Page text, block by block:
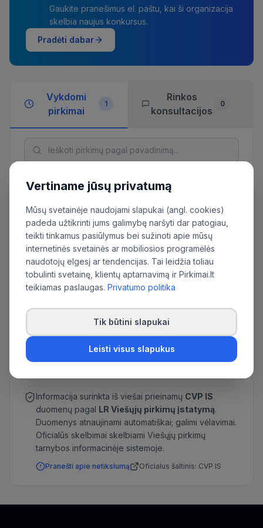
Gaukite pranešimus el. paštu, kai ši organizacija
skelbia naujus konkursus.
Pradėti dabar
Vykdomi
pirkimai
1
Rinkos
konsultacijos
0
Pirkimo
Paskelbta
Mobilios
aplikacijos ir
interaktyvaus
žemėlapio su
turistiniais
objektais
sukūrimo
paslaugos
2026-
2026-
Informacija surinkta iš viešai prieinamų CVP IS
duomenų pagal LR Viešųjų pirkimų įstatymą.
Duomenys atnaujinami automatiškai; galimi vėlavimai.
Oficialūs skelbimai skelbiami Viešųjų pirkimų
tarnybos informacinėje sistemoje.
Pranešti apie netikslumą Oficialus šaltinis: CVP IS
Vertiname jūsų privatumą
Mūsų svetainėje naudojami slapukai (angl. cookies)
padeda užtikrinti jums galimybę naršyti dar patogiau,
teikti tinkamus pasiūlymus bei sužinoti apie mūsų
internetinės svetainės ar mobiliosios programėlės
naudotojų elgesį ar tendencijas. Tai leidžia toliau
tobulinti svetainę, klientų aptarnavimą ir Pirkimai.lt
teikiamas paslaugas. Privatumo politika
Tik būtini slapukai
Leisti visus slapukus